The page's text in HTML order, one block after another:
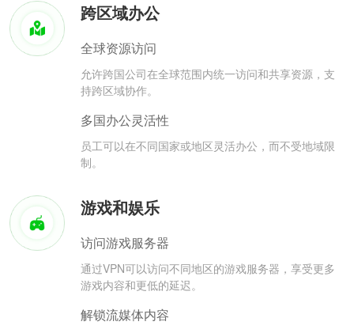
跨区域办公
全球资源访问
允许跨国公司在全球范围内统一访问和共享资源，支
持跨区域协作。
多国办公灵活性
员工可以在不同国家或地区灵活办公，而不受地域限
制。
游戏和娱乐
访问游戏服务器
通过VPN可以访问不同地区的游戏服务器，享受更多
游戏内容和更低的延迟。
解锁流媒体内容